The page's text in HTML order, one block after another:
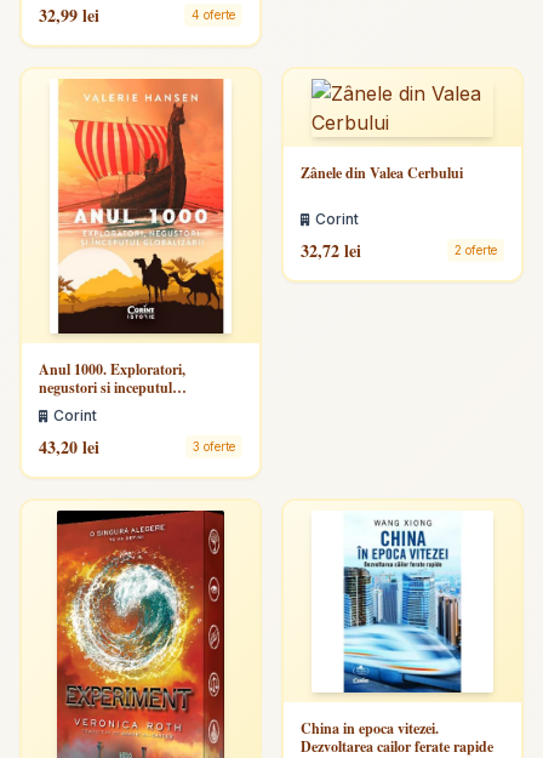
32,99 lei 4 oferte
Anul 1000. Exploratori,
negustori si inceputul
globalizarii
Corint
43,20 lei 3 oferte
Zânele din Valea Cerbului
Corint
32,72 lei 2 oferte
China in epoca vitezei.
Dezvoltarea cailor ferate rapide